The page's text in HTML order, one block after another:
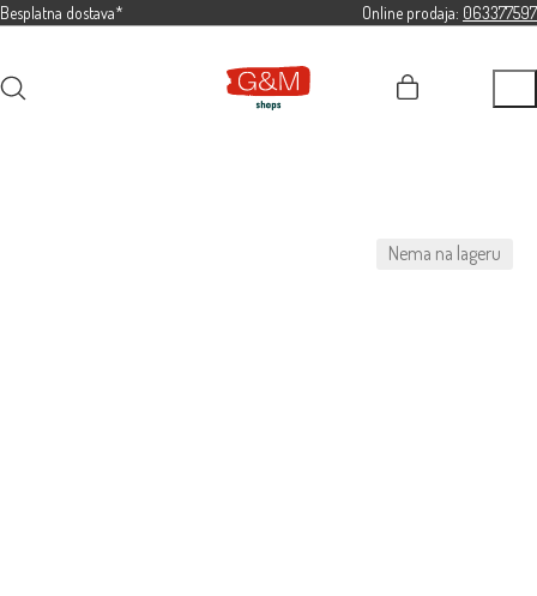
Besplatna dostava* Online prodaja: 063377597
Nema na lageru